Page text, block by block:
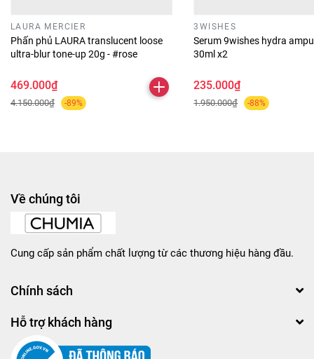
LAURA MERCIER
Phấn phủ LAURA translucent loose
ultra-blur tone-up 20g - #rose
469.000₫
4.150.000₫ -89%
3WISHES
Serum 9wishes hydra
30ml x2
235.000₫
1.950.000₫ -88%
Về chúng tôi
Cung cấp sản phẩm chất lượng từ các thương hiệu hàng đầu.
Chính sách
Hỗ trợ khách hàng